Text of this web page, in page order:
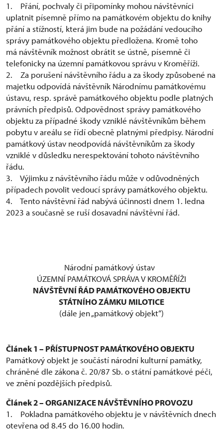
1. Přání, pochvaly či připomínky mohou návštěvníci
uplatnit písemně přímo na památkovém objektu do knihy
přání a stížností, která jim bude na požádání vedoucího
správy památkového objektu předložena. Kromě toho
má návštěvník možnost obrátit se ústně, písemně či
telefonicky na územní památkovou správu v Kroměříži.
2. Za porušení návštěvního řádu a za škody způsobené na
majetku odpovídá návštěvník Národnímu památkovému
ústavu, resp. správě památkového objektu podle platných
právních předpisů. Odpovědnost správy památkového
objektu za případné škody vzniklé návštěvníkům během
pobytu v areálu se řídí obecně platnými předpisy. Národní
památkový ústav neodpovídá návštěvníkům za škody
vzniklé v důsledku nerespektování tohoto návštěvního
řádu.
3. Výjimku z návštěvního řádu může v odůvodněných
případech povolit vedoucí správy památkového objektu.
4. Tento návštěvní řád nabývá účinnosti dnem 1. ledna
2023 a současně se ruší dosavadní návštěvní řád.
Národní památkový ústav
ÚZEMNÍ PAMÁTKOVÁ SPRÁVA V KROMĚŘÍŽI
NÁVŠTĚVNÍ ŘÁD PAMÁTKOVÉHO OBJEKTU
STÁTNÍHO ZÁMKU MILOTICE
(dále jen „památkový objekt“)
Článek 1 – PŘÍSTUPNOST PAMÁTKOVÉHO OBJEKTU
Památkový objekt je součástí národní kulturní památky,
chráněné dle zákona č. 20/87 Sb. o státní památkové péči,
ve znění pozdějších předpisů.
Článek 2 – ORGANIZACE NÁVŠTĚVNÍHO PROVOZU
1. Pokladna památkového objektu je v návštěvních dnech
otevřena od 8.45 do 16.00 hodin.